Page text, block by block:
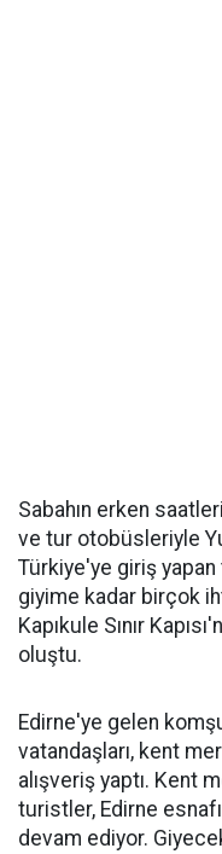
Sabahın erken
ve tur otobüsleriyle
Türkiye'ye giriş yapan
giyime kadar birçok
Kapıkule Sınır
oluştu.
Edirne'ye gelen
vatandaşları, kent
alışveriş yaptı. Kent
turistler, Edirne
devam ediyor.